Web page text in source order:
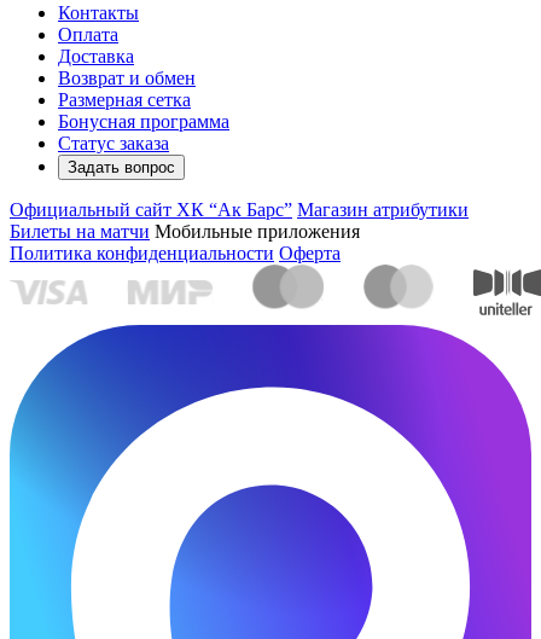
Контакты
Оплата
Доставка
Возврат и обмен
Размерная сетка
Бонусная программа
Статус заказа
Задать вопрос
Официальный сайт ХК “Ак Барс” Магазин атрибутики
Билеты на матчи Мобильные приложения
Политика конфиденциальности Оферта